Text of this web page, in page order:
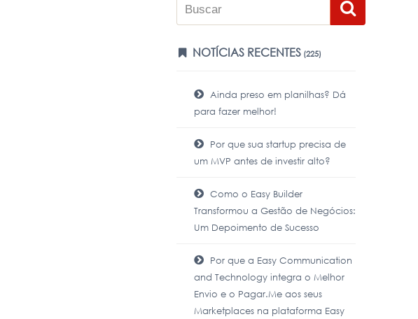
NOTÍCIAS RECENTES(225)
Ainda preso em planilhas? Dá
para fazer melhor!
Por que sua startup precisa de
um MVP antes de investir alto?
Como o Easy Builder
Transformou a Gestão de Negócios:
Um Depoimento de Sucesso
Por que a Easy Communication
and Technology integra o Melhor
Envio e o Pagar.Me aos seus
Marketplaces na plataforma Easy